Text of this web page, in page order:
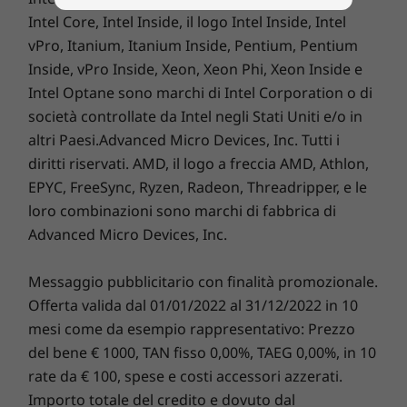
Benessere digitale costante
Trascorri l'intera giornata davanti allo
schermo, se proprio devi, senza preoccuparti
USB-A 3.2 di prima generazione
USB-A 2.0
Jack combinato cuffie/microfono
HDMI
Lettore schede SD
Software precaricato
McAfee LiveSafe™
Microsoft Office
Lenovo Utility
Lenovo Vantage
Processore
Processore per
dispositivi mobili
fino ad AMD
Ryzen™ 7 (5700U)
Sistema
operativo
Fino a Windows
10 Pro
Memoria
Up to AMD
Ryzen™ 7
Mobile
Up to
Pro
LPDDR5
tutto sotto controllo. Puoi individuare, bloccare e
proteggere il tuo dispositivo e ritrovare il tuo PC rubato
con la massima efficienza. AggiungiLenovo Smart
Performanceper ottenere un'incredibile impennata
delle prestazioni del PC ogni giorno, per un'esperienza
online senza interruzioni con misure di protezione
ancora più potenti. Scopri l'eccellenza e la sicurezza
del futuro per il tuo nuovo dispositivo Lenovo.
Aggiorna la garanzia del tuo notebook
di un anno sulla batteria, indipendentemente dalla
garanzia del sistema. Ma ecco il vero punto di svolta:
per alcuni PC selezionati, offriamo la soluzioneSealed
Battery Warranty per 3 anni. Acquista questo
aggiornamento con il dispositivo o durante il periodo
di garanzia originale di un anno della batteria (se
Intel Core, Intel Inside, il logo Intel Inside, Intel
vPro, Itanium, Itanium Inside, Pentium, Pentium
Inside, vPro Inside, Xeon, Xeon Phi, Xeon Inside e
Intel Optane sono marchi di Intel Corporation o di
società controllate da Intel negli Stati Uniti e/o in
altri Paesi.Advanced Micro Devices, Inc. Tutti i
diritti riservati. AMD, il logo a freccia AMD, Athlon,
EPYC, FreeSync, Ryzen, Radeon, Threadripper, e le
loro combinazioni sono marchi di fabbrica di
Advanced Micro Devices, Inc.
Messaggio pubblicitario con finalità promozionale.
Offerta valida dal 01/01/2022 al 31/12/2022 in 10
mesi come da esempio rappresentativo: Prezzo
del bene € 1000, TAN fisso 0,00%, TAEG 0,00%, in 10
rate da € 100, spese e costi accessori azzerati.
Importo totale del credito e dovuto dal